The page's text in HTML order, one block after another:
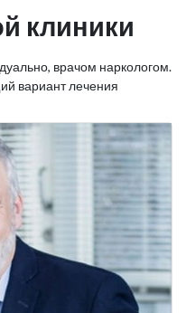
клиники
врачом наркологом.
вариант лечения